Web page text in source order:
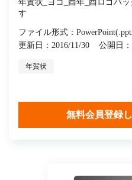
年賀状_ヨコ_酉年_酉ロゴバ
す
ファイル形式：
更新日：2016/11/30
公開日
年賀状
無料会員登録